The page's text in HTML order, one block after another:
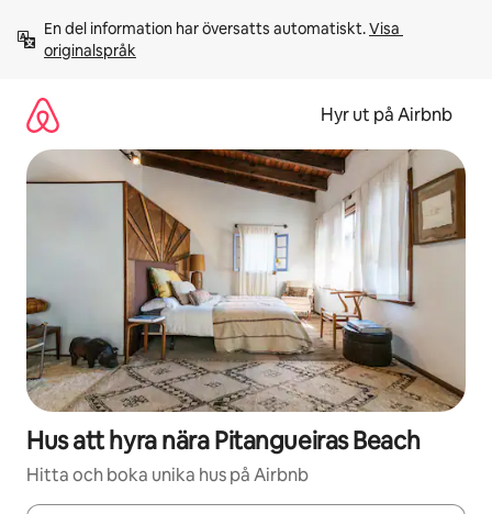
innehåll
En del information har översatts automatiskt. Visa
originalspråk
Hyr ut på Airbnb
Hus att hyra nära Pitangueiras Beach
Hitta och boka unika hus på Airbnb